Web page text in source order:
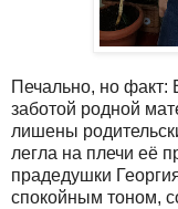
Печально, но факт:
заботой родной
лишены
легла на плечи её
прадедушки
спокойным тоном,